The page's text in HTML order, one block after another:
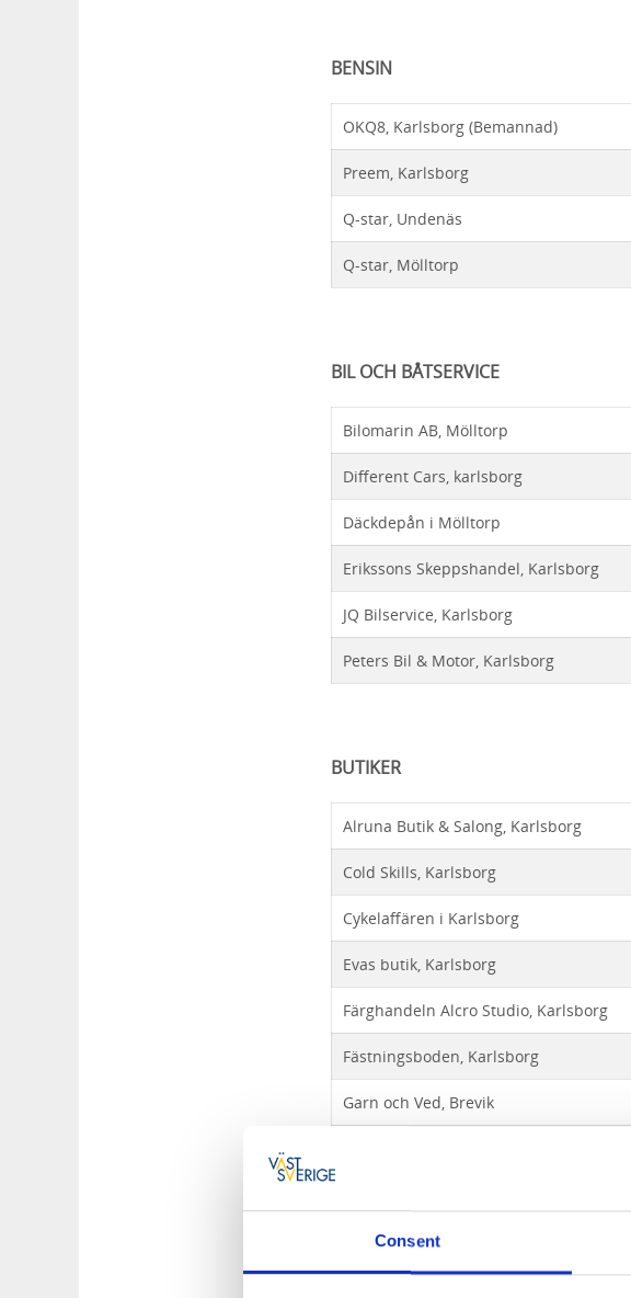
Consent
BENSIN
OKQ8, Karlsborg (Bemannad)
Preem, Karlsborg
Q-star, Undenäs
Q-star, Mölltorp
BIL OCH BÅTSERVICE
Bilomarin AB, Mölltorp
Different Cars, karlsborg
Däckdepån i Mölltorp
Erikssons Skeppshandel, Karlsborg
JQ Bilservice, Karlsborg
Peters Bil & Motor, Karlsborg
BUTIKER
Alruna Butik & Salong, Karlsborg
Cold Skills, Karlsborg
Cykelaffären i Karlsborg
Evas butik, Karlsborg
Färghandeln Alcro Studio, Karlsborg
Fästningsboden, Karlsborg
Garn och Ved, Brevik
Karlsborgs byggvaror